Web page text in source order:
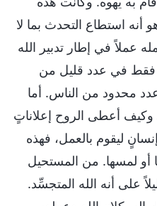
أنه استطاع التحدث بما لا
عملاً في إطار تدبير الله
فقط في عدد قليل من
محدود من الناس. أما
وكيف أعطى الروح إعلاناتٍ
ليقوم بالعمل، فهذه
أو لمسها. من المستحيل
على أنه الله المتجسِّد.